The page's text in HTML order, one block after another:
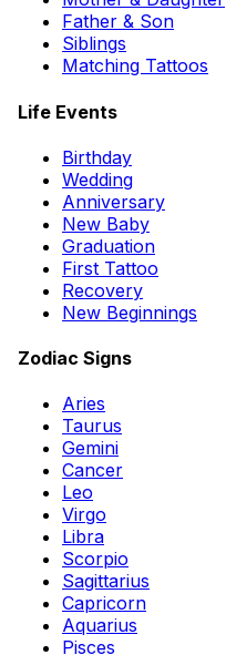
Father & Son
Siblings
Matching Tattoos
Life Events
Birthday
Wedding
Anniversary
New Baby
Graduation
First Tattoo
Recovery
New Beginnings
Zodiac Signs
Aries
Taurus
Gemini
Cancer
Leo
Virgo
Libra
Scorpio
Sagittarius
Capricorn
Aquarius
Pisces